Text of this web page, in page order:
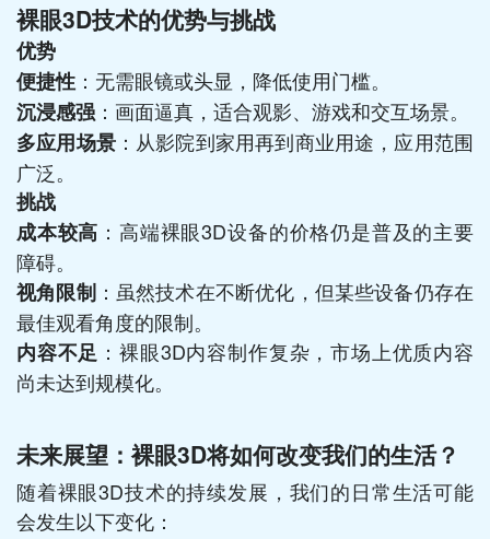
裸眼3D技术的优势与挑战
优势
便捷性 ：无需眼镜或头显，降低使用门槛。
沉浸感强 ：画面逼真，适合观影、游戏和交互场景。
多应用场景：从影院到家用再到商业用途，应用范围
广泛。
挑战
成本较高 ：高端裸眼3D设备的价格仍是普及的主要
障碍。
视角限制：虽然技术在不断优化，但某些设备仍存在
最佳观看角度的限制。
内容不足 ：裸眼3D内容制作复杂，市场上优质内容
尚未达到规模化。
未来展望：裸眼3D将如何改变我们的生活？
随着裸眼3D技术的持续发展，我们的日常生活可能
会发生以下变化：